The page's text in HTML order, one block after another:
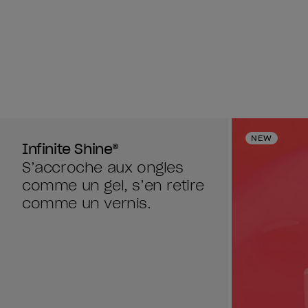
Infinite Shine®
S’accroche aux ongles
comme un gel, s’en retire
comme un vernis.
NEW